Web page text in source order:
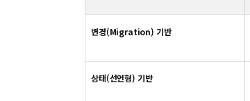
변경(Migration) 기반
상태(선언형) 기반